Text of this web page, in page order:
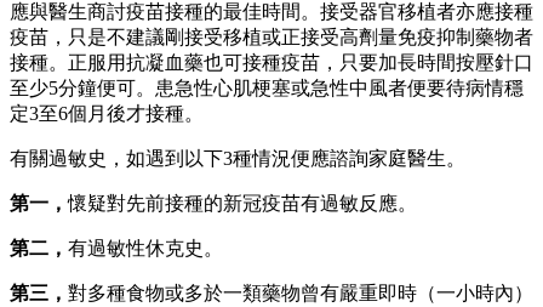
應與醫生商討疫苗接種的最佳時間。接受器官移植者亦應接種
疫苗，只是不建議剛接受移植或正接受高劑量免疫抑制藥物者
接種。正服用抗凝血藥也可接種疫苗，只要加長時間按壓針口
至少5分鐘便可。患急性心肌梗塞或急性中風者便要待病情穩
定3至6個月後才接種。
有關過敏史，如遇到以下3種情況便應諮詢家庭醫生。
第一，懷疑對先前接種的新冠疫苗有過敏反應。
第二， 有過敏性休克史。
第三， 對多種食物或多於一類藥物曾有嚴重即時（一小時內）